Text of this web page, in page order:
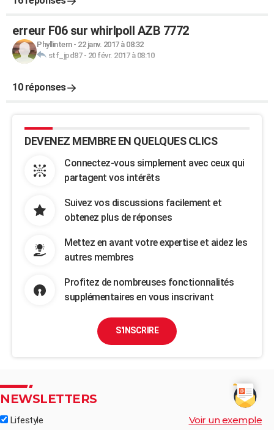
erreur F06 sur whirlpoll AZB 7772
Phyllintern- 22 janv. 2017 à 08:32
stf_jpd87- 20 févr. 2017 à 08:10
10 réponses
DEVENEZ MEMBRE EN QUELQUES CLICS
Connectez-vous simplement avec ceux qui
partagent vos intérêts
Suivez vos discussions facilement et
obtenez plus de réponses
Mettez en avant votre expertise et aidez les
autres membres
Profitez de nombreuses fonctionnalités
supplémentaires en vous inscrivant
S'INSCRIRE
NEWSLETTERS
Lifestyle Voir un exemple